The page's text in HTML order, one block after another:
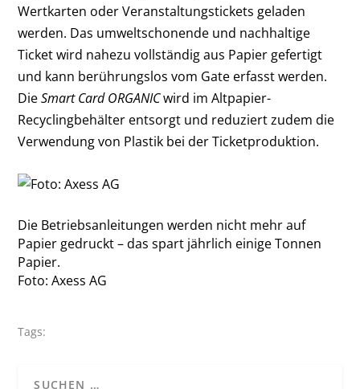
Wertkarten oder Veranstaltungstickets geladen
werden. Das umweltschonende und nachhaltige
Ticket wird nahezu vollständig aus Papier gefertigt
und kann berührungslos vom Gate erfasst werden.
DieSmart Card ORGANICwird im Altpapier-
Recyclingbehälter entsorgt und reduziert zudem die
Verwendung von Plastik bei der Ticketproduktion.
Die Betriebsanleitungen werden nicht mehr auf
Papier gedruckt – das spart jährlich einige Tonnen
Papier.
Foto: Axess AG
Tags: